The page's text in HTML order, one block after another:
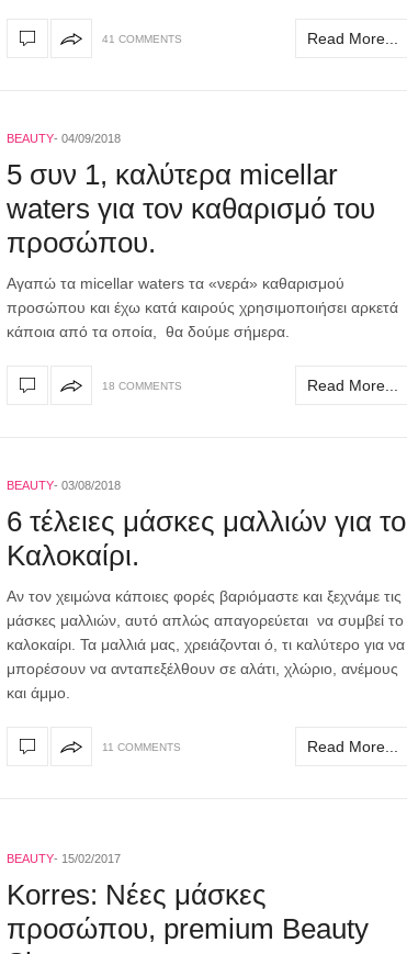
41 COMMENTS Read More...
BEAUTY 04/09/2018
5 συν 1, καλύτερα micellar
waters για τον καθαρισμό του
προσώπου.
Αγαπώ τα micellar waters τα «νερά» καθαρισμού
προσώπου και έχω κατά καιρούς χρησιμοποιήσει αρκετά
κάποια από τα οποία, θα δούμε σήμερα.
18 COMMENTS Read More...
BEAUTY 03/08/2018
6 τέλειες μάσκες μαλλιών για το
Καλοκαίρι.
Αν τον χειμώνα κάποιες φορές βαριόμαστε και ξεχνάμε τις
μάσκες μαλλιών, αυτό απλώς απαγορεύεται να συμβεί το
καλοκαίρι. Τα μαλλιά μας, χρειάζονται ό, τι καλύτερο για να
μπορέσουν να ανταπεξέλθουν σε αλάτι, χλώριο, ανέμους
και άμμο.
11 COMMENTS Read More...
BEAUTY 15/02/2017
Korres: Νέες μάσκες
προσώπου, premium Beauty